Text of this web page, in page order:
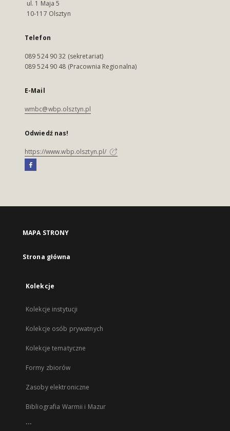
ul. 1 Maja 5
10-117 Olsztyn
Telefon
089 524 90 32 (sekretariat)
089 524 90 48 (Pracownia Regionalna)
E-Mail
wmbc@wbp.olsztyn.pl
Odwiedź nas!
https://www.wbp.olsztyn.pl/
MAPA STRONY
Strona główna
Kolekcje
Kolekcje instytucji
Kolekcje osób prywatnych
Kolekcje tematyczne
Formy zbiorów
Zasoby elektroniczne
Bibliografia Warmii i Mazur
...